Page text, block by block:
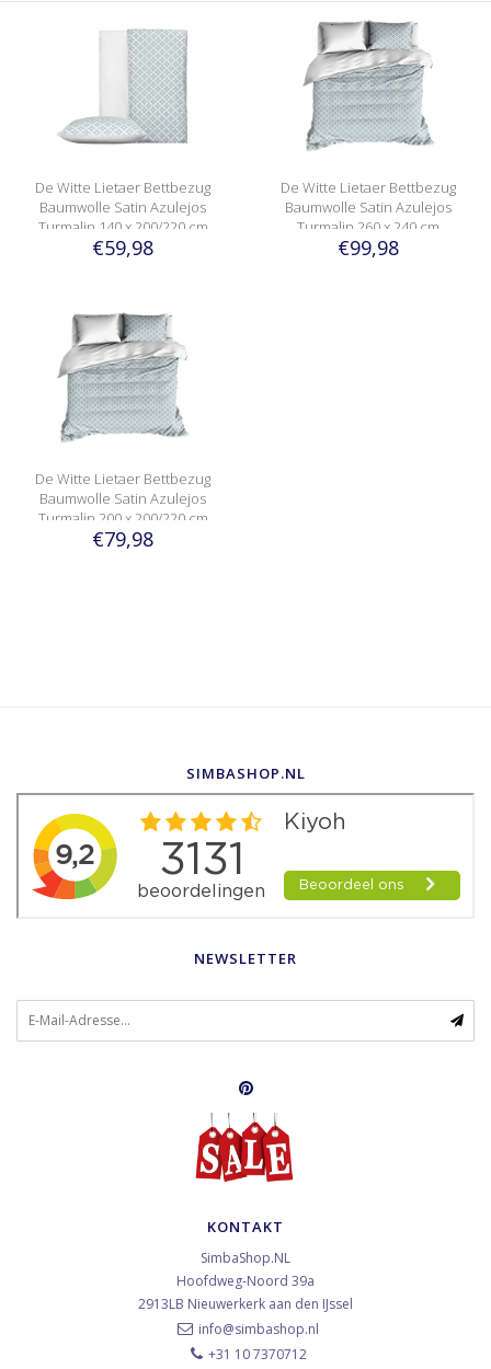
De Witte Lietaer Bettbezug
Baumwolle Satin Azulejos
Turmalin 140 x 200/220 cm
€59,98
De Witte Lietaer Bettbezug
Baumwolle Satin Azulejos
Turmalin 260 x 240 cm
€99,98
De Witte Lietaer Bettbezug
Baumwolle Satin Azulejos
Turmalin 200 x 200/220 cm
€79,98
SIMBASHOP.NL
NEWSLETTER
KONTAKT
SimbaShop.NL
Hoofdweg-Noord 39a
2913LB Nieuwerkerk aan den IJssel
info@simbashop.nl
+31 10 7370712